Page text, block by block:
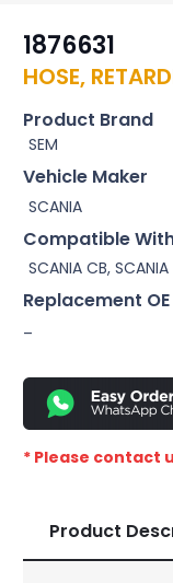
1876631
HOSE,
Product Brand
SEM
Vehicle Maker
SCANIA
Compatible
SCANIA CB, SCANIA
Replacement OE
–
* Please contact
Product